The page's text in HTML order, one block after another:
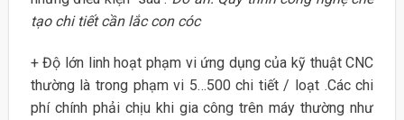
tạo chi tiết cần lắc con cóc
+ Độ lớn linh hoạt phạm vi ứng dụng của kỹ thuật CNC
thường là trong phạm vi 5…500 chi tiết / loạt .Các chi
phí chính phải chịu khi gia công trên máy thường như